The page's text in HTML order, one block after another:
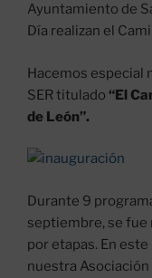
Ayuntamiento de
Día realizan el
Hacemos especial
SER titulado “El
de León”.
Durante 9
septiembre, se fue
por etapas. En
nuestra